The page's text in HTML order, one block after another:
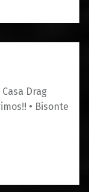
Drag
• Bisonte